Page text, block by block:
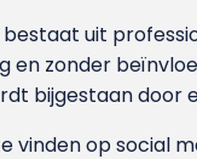
uit
en zonder
bijgestaan door
vinden op social